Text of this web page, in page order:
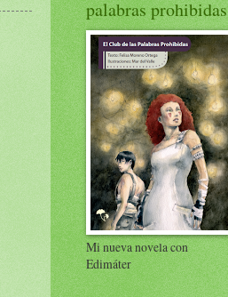
palabras prohibidas
Mi nueva novela con
Edimáter